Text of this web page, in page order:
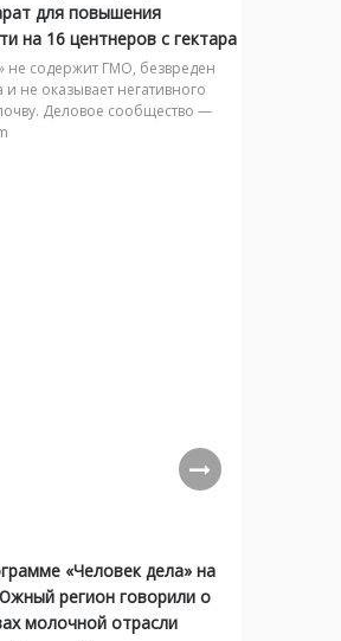
для повышения
на 16 центнеров с гектара
не содержит ГМО, безвреден
и не оказывает негативного
Деловое сообщество —
«Человек дела» на
регион говорили о
молочной отрасли